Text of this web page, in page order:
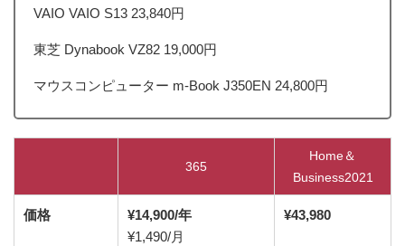
VAIO VAIO S13 23,840円
東芝 Dynabook VZ82 19,000円
マウスコンピューター m-Book J350EN 24,800円
365
Home＆
Business2021
価格
¥14,900/年
¥1,490/月
¥43,980